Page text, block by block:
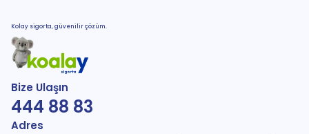
Kolay sigorta, güvenilir çözüm.
Bize Ulaşın
444 88 83
Adres